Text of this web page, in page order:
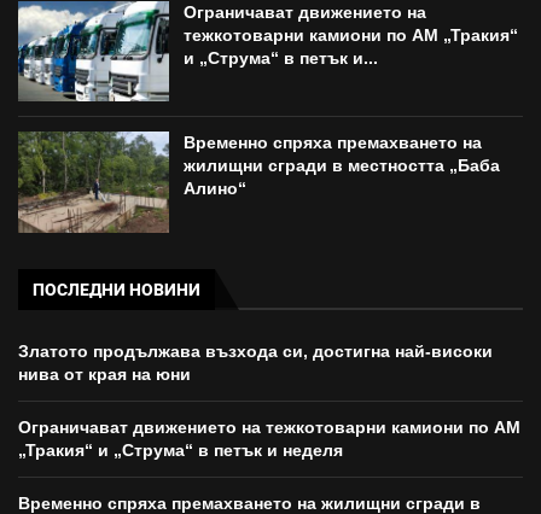
Ограничават движението на
тежкотоварни камиони по АМ „Тракия“
и „Струма“ в петък и...
Временно спряха премахването на
жилищни сгради в местността „Баба
Алино“
ПОСЛЕДНИ НОВИНИ
Златото продължава възхода си, достигна най-високи
нива от края на юни
Ограничават движението на тежкотоварни камиони по АМ
„Тракия“ и „Струма“ в петък и неделя
Временно спряха премахването на жилищни сгради в